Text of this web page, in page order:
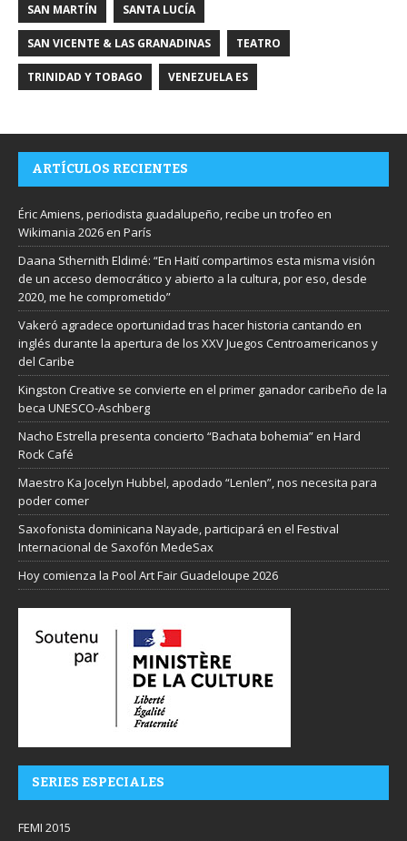
SAN MARTÍN SANTA LUCÍA
SAN VICENTE & LAS GRANADINAS TEATRO
TRINIDAD Y TOBAGO VENEZUELA ES
ARTÍCULOS RECIENTES
Éric Amiens, periodista guadalupeño, recibe un trofeo en
Wikimania 2026 en París
Daana Sthernith Eldimé: “En Haití compartimos esta misma visión
de un acceso democrático y abierto a la cultura, por eso, desde
2020, me he comprometido”
Vakeró agradece oportunidad tras hacer historia cantando en
inglés durante la apertura de los XXV Juegos Centroamericanos y
del Caribe
Kingston Creative se convierte en el primer ganador caribeño de la
beca UNESCO-Aschberg
Nacho Estrella presenta concierto “Bachata bohemia” en Hard
Rock Café
Maestro Ka Jocelyn Hubbel, apodado “Lenlen”, nos necesita para
poder comer
Saxofonista dominicana Nayade, participará en el Festival
Internacional de Saxofón MedeSax
Hoy comienza la Pool Art Fair Guadeloupe 2026
SERIES ESPECIALES
FEMI 2015